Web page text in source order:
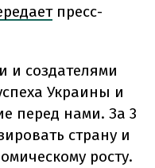
пресс-
и создателями
Украины и
перед нами. За 3
страну и
росту.